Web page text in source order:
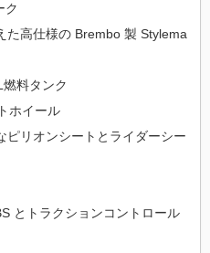
ク
た高仕様の Brembo 製 Stylema
料タンク
ホイール
ピリオンシートとライダーシー
とトラクションコントロール